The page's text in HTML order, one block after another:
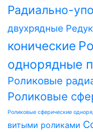
Радиально-
двухрядные
конические
однорядные
Роликовые
Роликовые
Роликовые сферические
витыми роликами